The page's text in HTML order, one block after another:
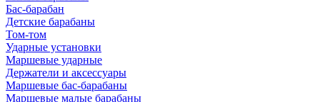
Бас-барабан
Детские барабаны
Том-том
Ударные установки
Маршевые ударные
Держатели и аксессуары
Маршевые бас-барабаны
Маршевые малые барабаны